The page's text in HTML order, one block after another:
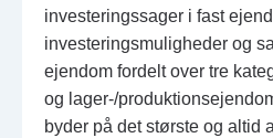
investeringssager i fast
investeringsmuligheder og
ejendom fordelt over tre
og lager-/
byder på det største og altid